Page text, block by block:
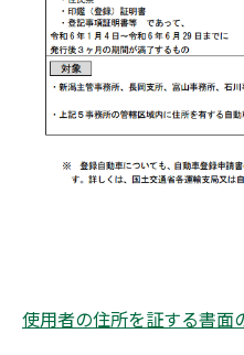
使用者の住所を証する書面